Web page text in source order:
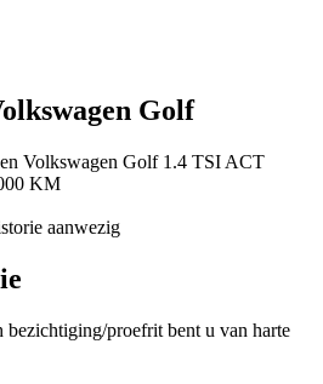
Golf
Volkswagen Golf 1.4 TSI ACT
KM
aanwezig
bezichtiging/proefrit bent u van harte